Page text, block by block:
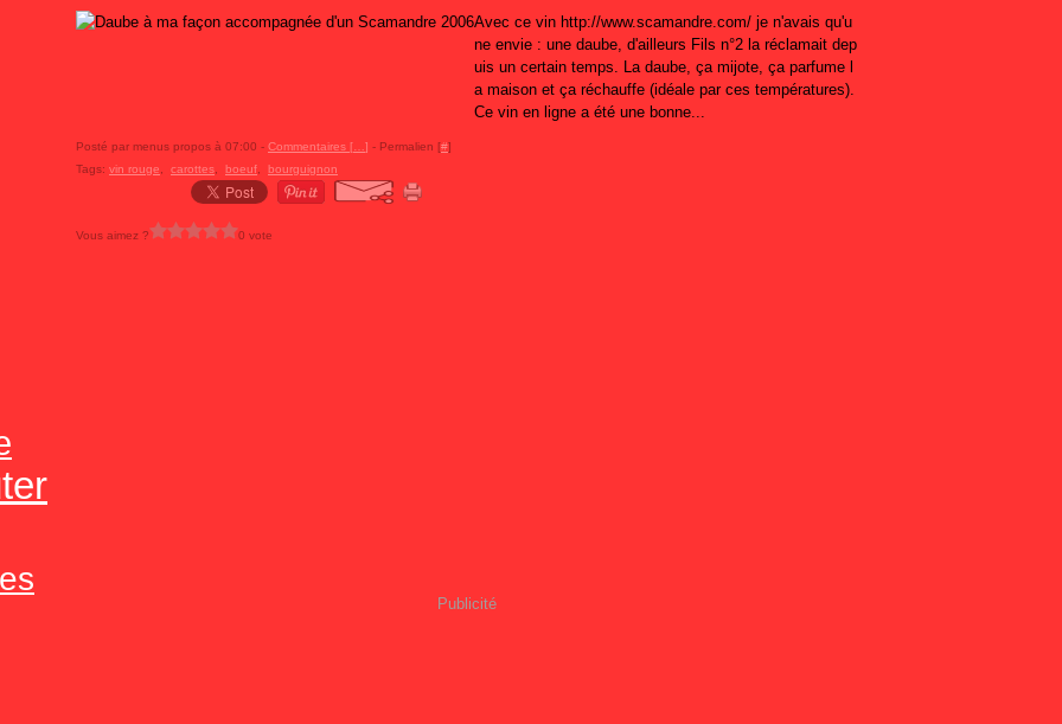
Avec ce vin http://www.scamandre.com/ je n'avais qu'u
ne envie : une daube, d'ailleurs Fils n°2 la réclamait dep
uis un certain temps. La daube, ça mijote, ça parfume l
a maison et ça réchauffe (idéale par ces températures).
Ce vin en ligne a été une bonne...
Posté par menus propos à 07:00 - Commentaires [ ] - Permalien [#]
Tags: vin rouge carottes boeuf bourguignon
Vous aimez ? 0 vote
Publicité